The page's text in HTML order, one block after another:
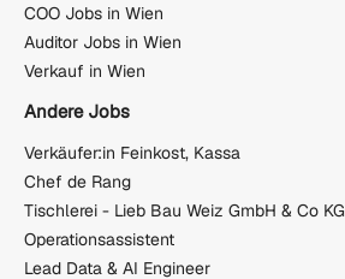
COO Jobs in Wien
Auditor Jobs in Wien
Verkauf in Wien
Andere Jobs
Verkäufer:in Feinkost, Kassa
Chef de Rang
Tischlerei - Lieb Bau Weiz GmbH & Co KG
Operationsassistent
Lead Data & AI Engineer